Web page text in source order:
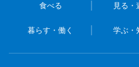
食べる 見る・
暮らす・働く 学ぶ・